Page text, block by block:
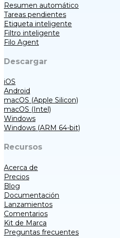
Resumen automático
Tareas pendientes
Etiqueta inteligente
Filtro inteligente
Filo Agent
Descargar
iOS
Android
macOS (Apple Silicon)
macOS (Intel)
Windows
Windows (ARM 64-bit)
Recursos
Acerca de
Precios
Blog
Documentación
Lanzamientos
Comentarios
Kit de Marca
Preguntas frecuentes